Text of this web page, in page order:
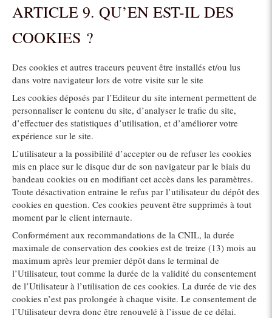
ARTICLE 9. QU’EN EST-IL DES
COOKIES ?
Des cookies et autres traceurs peuvent être installés et/ou lus
dans votre navigateur lors de votre visite sur le site
Les cookies déposés par l’Editeur du site internent permettent de
personnaliser le contenu du site, d’analyser le trafic du site,
d’effectuer des statistiques d’utilisation, et d’améliorer votre
expérience sur le site.
L’utilisateur a la possibilité d’accepter ou de refuser les cookies
mis en place sur le disque dur de son navigateur par le biais du
bandeau cookies ou en modifiant cet accès dans les paramètres.
Toute désactivation entraine le refus par l’utilisateur du dépôt des
cookies en question. Ces cookies peuvent être supprimés à tout
moment par le client internaute.
Conformément aux recommandations de la CNIL, la durée
maximale de conservation des cookies est de treize (13) mois au
maximum après leur premier dépôt dans le terminal de
l’Utilisateur, tout comme la durée de la validité du consentement
de l’Utilisateur à l’utilisation de ces cookies. La durée de vie des
cookies n’est pas prolongée à chaque visite. Le consentement de
l’Utilisateur devra donc être renouvelé à l’issue de ce délai.